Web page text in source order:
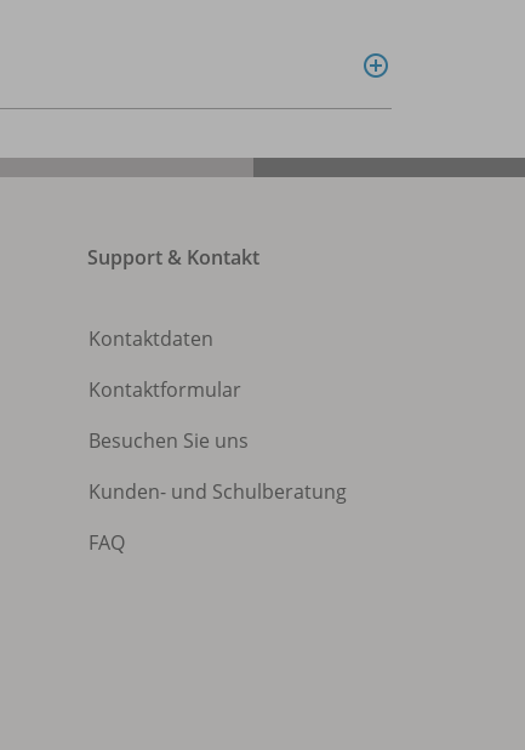
Support & Kontakt
Kontaktdaten
Kontaktformular
Besuchen Sie uns
Kunden- und Schulberatung
FAQ